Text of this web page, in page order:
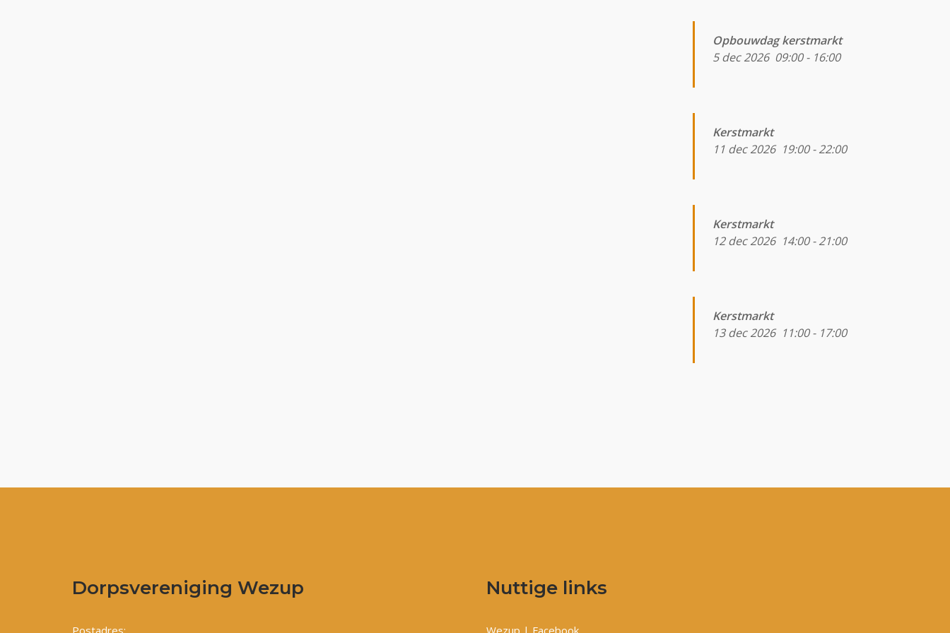
Opbouwdag kerstmarkt
5 dec 2026 09:00- 16:00
Kerstmarkt
11 dec 2026 19:00-22:00
Kerstmarkt
12 dec 2026 14:00-21:00
Kerstmarkt
13 dec 2026 11:00- 17:00
Dorpsvereniging Wezup
Postadres:
Nuttige links
Wezup | Facebook